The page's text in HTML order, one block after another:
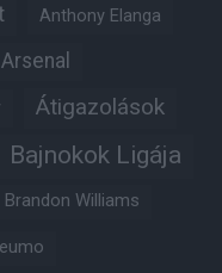
Anthony Elanga
Arsenal
Átigazolások
Bajnokok Ligája
Brandon Williams